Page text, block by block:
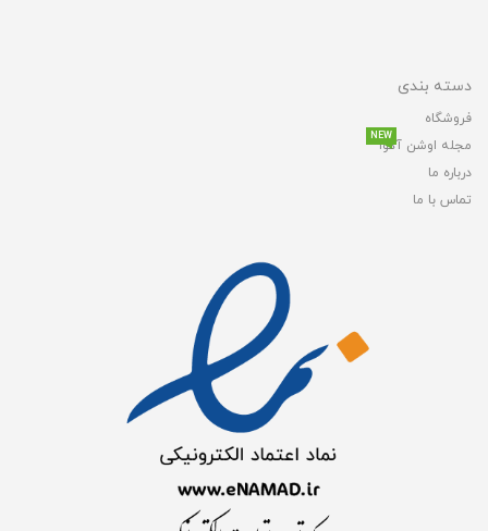
دسته بندی
فروشگاه
مجله اوشن آکوا
NEW
درباره ما
تماس با ما